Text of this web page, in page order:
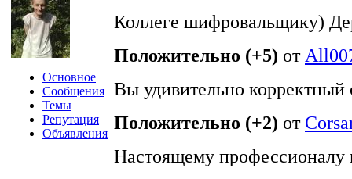
Основное
Сообщения
Темы
Репутация
Объявления
Коллеге шифровальщику)
Положительно (+5) от
Вы удивительно корректный
Положительно (+2) от
Настоящему профессионалу